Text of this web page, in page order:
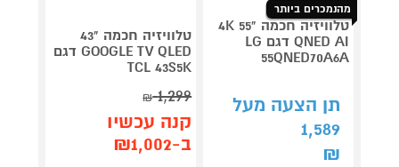
מהנמכרים ביותר
טלוויזיה חכמה "55 4K
QNED AI דגם LG
55QNED70A6A
תן הצעה מעל
1,589
₪
טלוויזיה חכמה "43
GOOGLE TV QLED דגם
TCL 43S5K
1,299
₪
קנה עכשיו
ב-₪1,002